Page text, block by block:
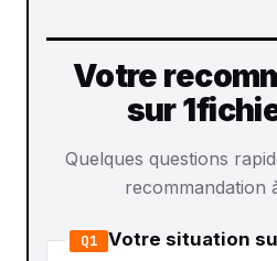
Votre
sur
Quelques questions
recommandation
Q1 Votre situation